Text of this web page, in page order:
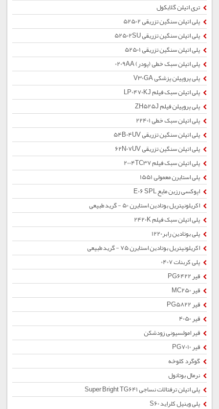
تری اتیلن گلایکول
پلی اتیلن سنگین تزریقی 52502
پلی اتیلن سنگین تزریقی 52502SU
پلی اتیلن سنگین تزریقی 52501
پلی اتیلن سبک خطی (پودر) 0209AA
پلی پروپیلن پزشکی V30GA
پلی اتیلن سبک فیلم LP0470KJ
پلی پروپیلن فیلم ZH525J
پلی اتیلن سبک خطی 22401
پلی اتیلن سنگین تزریقی 54B04UV
پلی اتیلن سنگین تزریقی 62N07UV
پلی اتیلن سبک فیلم 2004TC37
پلی استایرن معمولی 1551
اپوکسی رزین مایع E06 SPL
اکریلونیتریل بوتادین استایرن 50 - گرید طبیعی
پلی اتیلن سبک فیلم 2420K
پلی بوتادین رابر1220
اکریلونیتریل بوتادین استایرن 75 - گرید طبیعی
پلی کربنات 0407
قیر PG6422
قیر MC250
قیر PG5822
قیر 4050
قیر امولسیونی زودشکن
قیر PG7010
گوگرد کلوخه
نرمال بوتانول
پلی اتیلن ترفتالات نساجی Super Bright TG641
پلی وینیل کلراید S60